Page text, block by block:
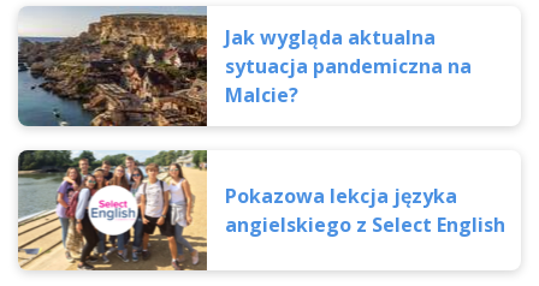
Jak wygląda aktualna
sytuacja pandemiczna na
Malcie?
Pokazowa lekcja języka
angielskiego z Select English